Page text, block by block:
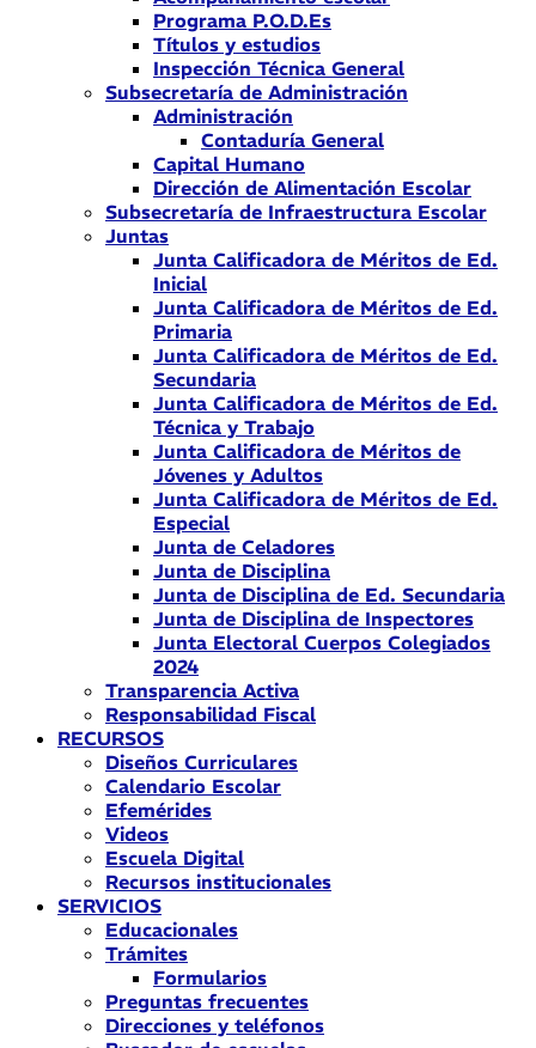
Programa P.O.D.Es
Títulos y estudios
Inspección Técnica General
Subsecretaría de Administración
Administración
Contaduría General
Capital Humano
Dirección de Alimentación Escolar
Subsecretaría de Infraestructura Escolar
Juntas
Junta Calificadora de Méritos de Ed.
Inicial
Junta Calificadora de Méritos de Ed.
Primaria
Junta Calificadora de Méritos de Ed.
Secundaria
Junta Calificadora de Méritos de Ed.
Técnica y Trabajo
Junta Calificadora de Méritos de
Jóvenes y Adultos
Junta Calificadora de Méritos de Ed.
Especial
Junta de Celadores
Junta de Disciplina
Junta de Disciplina de Ed. Secundaria
Junta de Disciplina de Inspectores
Junta Electoral Cuerpos Colegiados
2024
Transparencia Activa
Responsabilidad Fiscal
RECURSOS
Diseños Curriculares
Calendario Escolar
Efemérides
Videos
Escuela Digital
Recursos institucionales
SERVICIOS
Educacionales
Trámites
Formularios
Preguntas frecuentes
Direcciones y teléfonos